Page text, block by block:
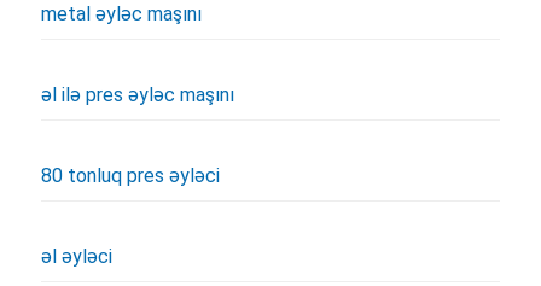
metal əyləc maşını
əl ilə pres əyləc maşını
80 tonluq pres əyləci
əl əyləci